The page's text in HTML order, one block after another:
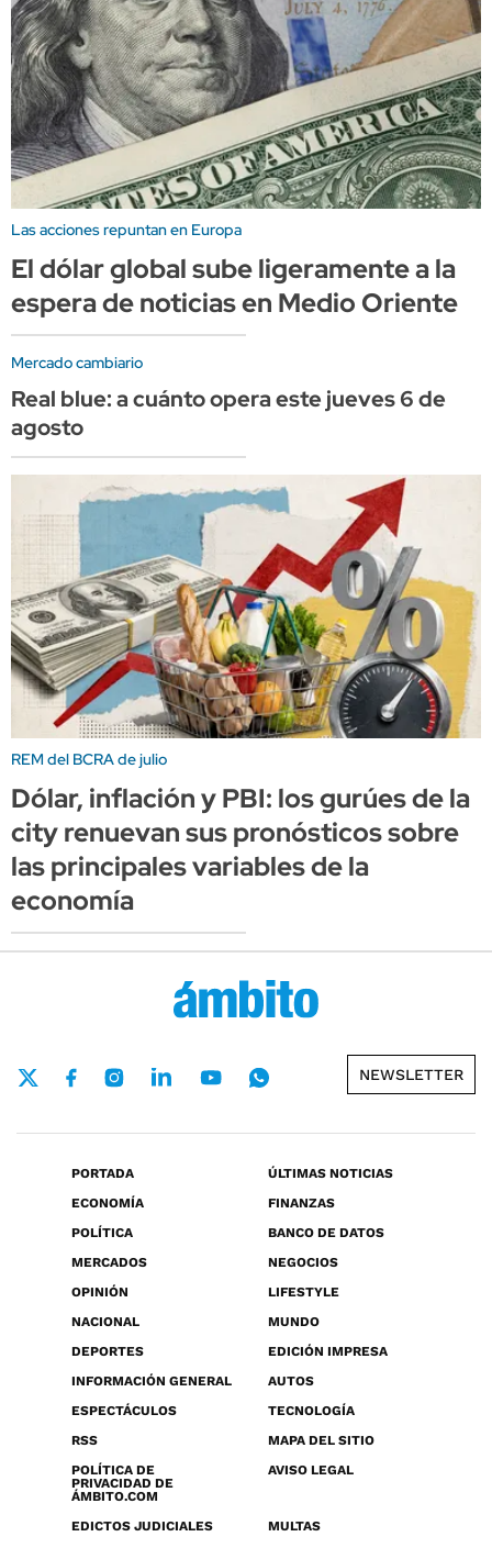
Las acciones repuntan en Europa
El dólar global sube ligeramente a la
espera de noticias en Medio Oriente
Mercado cambiario
Real blue: a cuánto opera este jueves 6 de
agosto
REM del BCRA de julio
Dólar, inflación y PBI: los gurúes de la
city renuevan sus pronósticos sobre
las principales variables de la
economía
NEWSLETTER
PORTADA
ÚLTIMAS NOTICIAS
ECONOMÍA
FINANZAS
POLÍTICA
BANCO DE DATOS
MERCADOS
NEGOCIOS
OPINIÓN
LIFESTYLE
NACIONAL
MUNDO
DEPORTES
EDICIÓN IMPRESA
INFORMACIÓN GENERAL
AUTOS
ESPECTÁCULOS
TECNOLOGÍA
RSS
MAPA DEL SITIO
POLÍTICA DE
PRIVACIDAD DE
ÁMBITO.COM
AVISO LEGAL
EDICTOS JUDICIALES MULTAS